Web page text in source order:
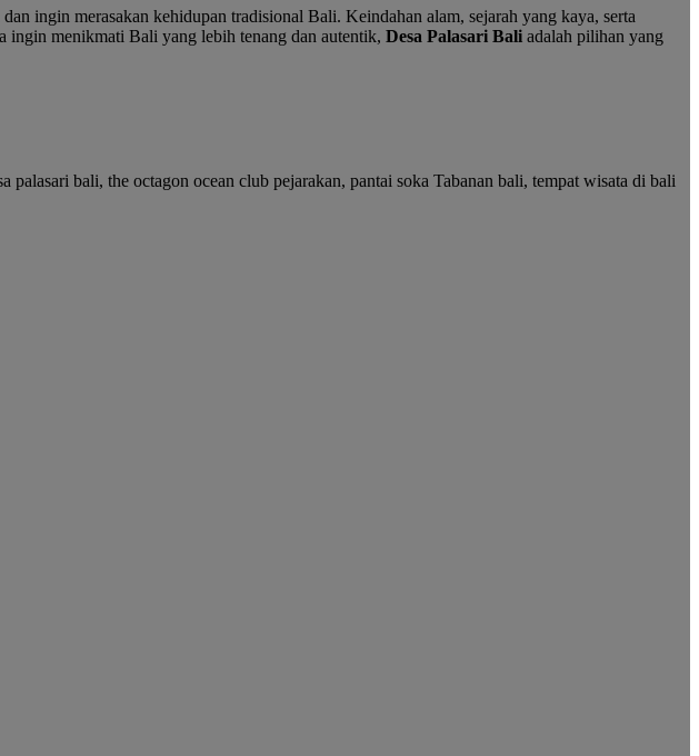
ingin merasakan kehidupan tradisional Bali. Keindahan alam, sejarah yang kaya, serta
ingin menikmati Bali yang lebih tenang dan autentik, Desa Palasari Bali adalah pilihan yang
bali, the octagon ocean club pejarakan, pantai soka Tabanan bali, tempat wisata di bali